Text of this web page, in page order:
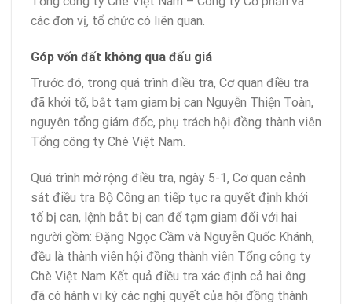
các đơn vị, tổ chức có liên quan.
Góp vốn đất không qua đấu giá
Trước đó, trong quá trình điều tra, Cơ quan điều tra
đã khởi tố, bắt tạm giam bị can Nguyễn Thiện Toàn,
nguyên tổng giám đốc, phụ trách hội đồng thành viên
Tổng công ty Chè Việt Nam.
Quá trình mở rộng điều tra, ngày 5-1, Cơ quan cảnh
sát điều tra Bộ Công an tiếp tục ra quyết định khởi
tố bị can, lệnh bắt bị can để tạm giam đối với hai
người gồm: Đặng Ngọc Cầm và Nguyễn Quốc Khánh,
đều là thành viên hội đồng thành viên Tổng công ty
Chè Việt Nam Kết quả điều tra xác định cả hai ông
đã có hành vi ký các nghị quyết của hội đồng thành